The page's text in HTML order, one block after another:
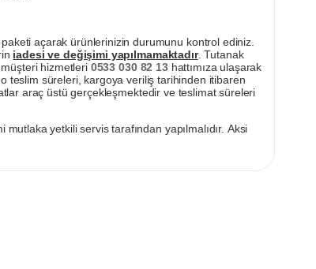
açarak ürünlerinizin durumunu kontrol ediniz.
iadesi ve değişimi yapılmamaktadır. Tutanak
müşteri hizmetleri 0533 030 82 13hattımıza ulaşarak
teslim süreleri, kargoya veriliş tarihinden itibaren
araç üstü gerçekleşmektedir ve teslimat süreleri
yetkili servis tarafından yapılmalıdır. Aksi